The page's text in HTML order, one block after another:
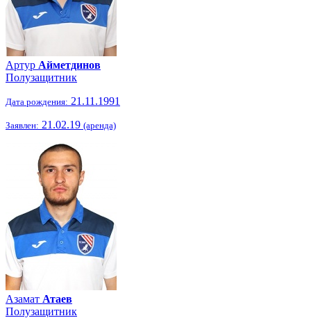
Артур Айметдинов
Полузащитник
Дата рождения: 21.11.1991
Заявлен: 21.02.19 (аренда)
Азамат Атаев
Полузащитник